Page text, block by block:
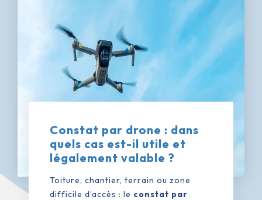
Constat par drone : dans
quels cas est-il utile et
légalement valable ?
Toiture, chantier, terrain ou zone
difficile d’accès : le constat par